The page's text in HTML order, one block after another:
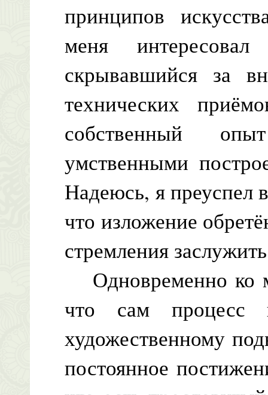
принципов
меня
скрывавшийся за
технических
собственный
умственными
Надеюсь, я преуспел
что изложение
стремления
Одновременно ко
что сам процесс
художественному
постоянное